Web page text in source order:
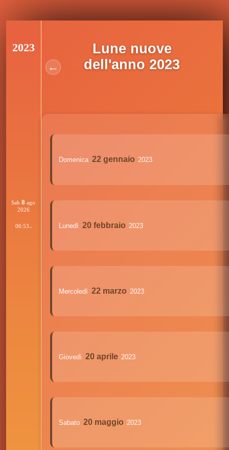
2023
Sab8 ago
2026
06:53 :44
←
Lune nuove
dell'anno 2023
Domenica 22 gennaio 2023
Lunedì 20 febbraio 2023
Mercoledì 22 marzo 2023
Giovedì 20 aprile 2023
Sabato 20 maggio 2023